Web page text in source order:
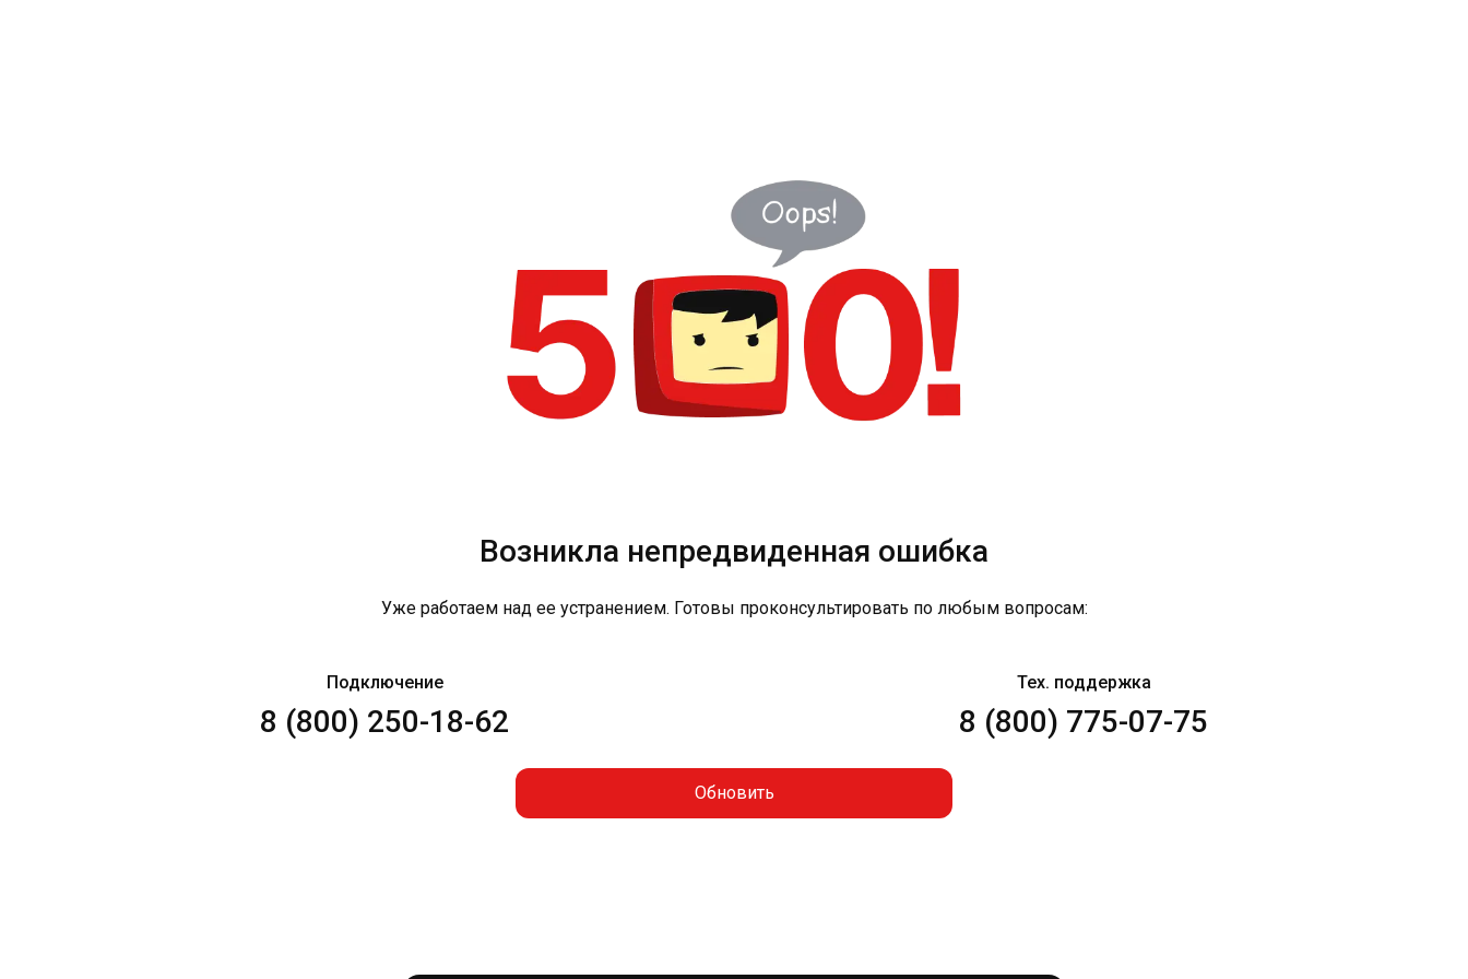
Возникла непредвиденная ошибка
Уже работаем над ее устранением. Готовы проконсультировать по любым вопросам:
Подключение
8 (800) 250-18-62
Тех. поддержка
8 (800) 775-07-75
Обновить